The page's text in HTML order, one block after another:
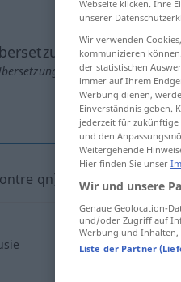
anklicken/antippen)
qn)
Webseite klicken. Ihre
unserer
Wir verwenden
kommunizieren
der statistischen
immer auf Ihrem
Werbung dienen,
Einverständnis geben.
jederzeit für zukünftige
und den
Weitergehende
Hier finden Sie unser
Wir und unsere
Genaue Geolocation-
und/oder Zugriff auf
Werbung und
Liste der Partner